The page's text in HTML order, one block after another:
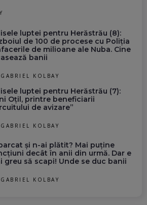
luptei pentru Herăstrău (8):
de 100 de procese cu Poliția
de milioane ale Nuba. Cine
banii
GABRIEL KOLBAY
luptei pentru Herăstrău (7):
Oțil, printre beneficiarii
de avizare”
GABRIEL KOLBAY
și n-ai plătit? Mai puține
decât în anii din urmă. Dar e
greu să scapi! Unde se duc banii
GABRIEL KOLBAY